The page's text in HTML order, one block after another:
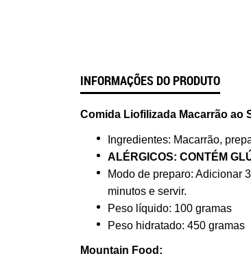
INFORMAÇÕES DO PRODUTO
Comida Liofilizada Macarrão ao
Ingredientes: Macarrão,
ALÉRGICOS: CONTÉM
Modo de preparo: Adicionar
minutos e servir.
Peso líquido: 100 gramas
Peso hidratado: 450 gramas
Mountain Food: